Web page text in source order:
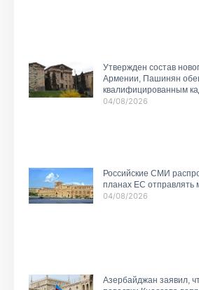
Утвержден состав
Армении, Пашинян
квалифицированным
04/08/2026
Российские СМИ
планах ЕС отправлять
04/08/2026
Азербайджан заявил,